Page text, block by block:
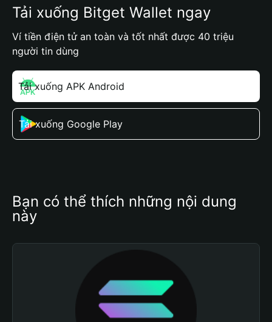
Tải xuống Bitget Wallet ngay
Ví tiền điện tử an toàn và tốt nhất được 40 triệu
người tin dùng
Tải xuống APK Android
Tải xuống Google Play
Bạn có thể thích những nội dung
này